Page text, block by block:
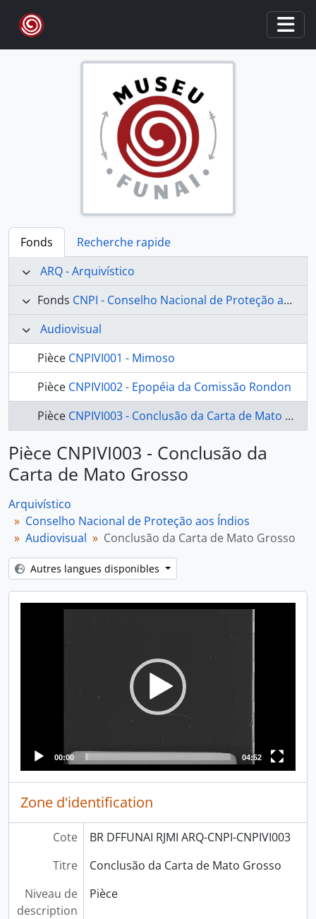
Skip to main content
Fonds
Recherche rapide
ARQ - Arquivístico
Fonds CNPI - Conselho Nacional de Proteção aos Índios
Audiovisual
Pièce CNPIVI001 - Mimoso
Pièce CNPIVI002 - Epopéia da Comissão Rondon
Pièce CNPIVI003 - Conclusão da Carta de Mato Grosso
Pièce CNPIVI003 - Conclusão da
Carta de Mato Grosso
Arquivístico
Conselho Nacional de Proteção aos Índios
Audiovisual
Conclusão da Carta de Mato Grosso
Autres langues disponibles
Video
00:00 04:52
Zone d'identification
Cote
BR DFFUNAI RJMI ARQ-CNPI-CNPIVI003
Titre
Conclusão da Carta de Mato Grosso
Niveau de
description
Pièce